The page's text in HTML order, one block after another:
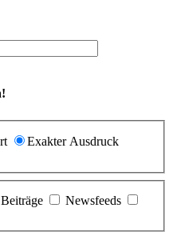
Exakter Ausdruck
Beiträge
Newsfeeds